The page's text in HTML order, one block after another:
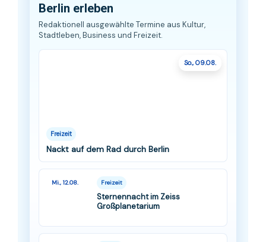
Berlin erleben
Redaktionell ausgewählte Termine aus Kultur,
Stadtleben, Business und Freizeit.
So., 09.08.
Freizeit
Nackt auf dem Rad durch Berlin
Mi., 12.08. Freizeit
Sternennacht im Zeiss
Großplanetarium